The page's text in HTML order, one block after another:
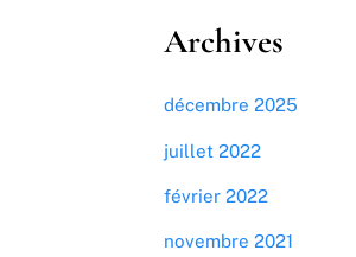
Archives
décembre 2025
juillet 2022
février 2022
novembre 2021